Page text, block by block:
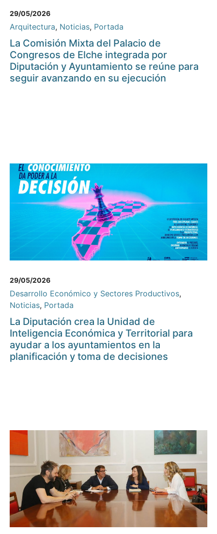
29/05/2026
Arquitectura, Noticias, Portada
La Comisión Mixta del Palacio de
Congresos de Elche integrada por
Diputación y Ayuntamiento se reúne para
seguir avanzando en su ejecución
29/05/2026
Desarrollo Económico y Sectores Productivos,
Noticias, Portada
La Diputación crea la Unidad de
Inteligencia Económica y Territorial para
ayudar a los ayuntamientos en la
planificación y toma de decisiones